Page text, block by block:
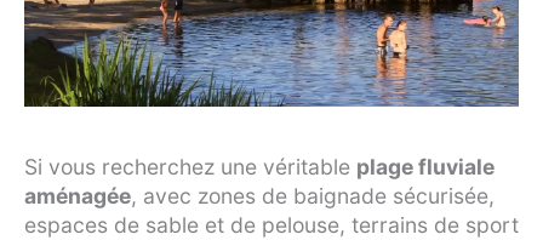
Si vous recherchez une véritable plage fluviale
aménagée, avec zones de baignade sécurisée,
espaces de sable et de pelouse, terrains de sport